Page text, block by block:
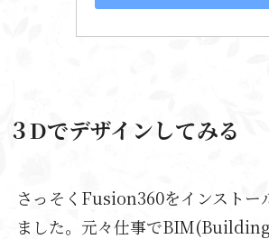
３Dでデザインしてみる
さっそくFusion360をインストー
ました。元々仕事で